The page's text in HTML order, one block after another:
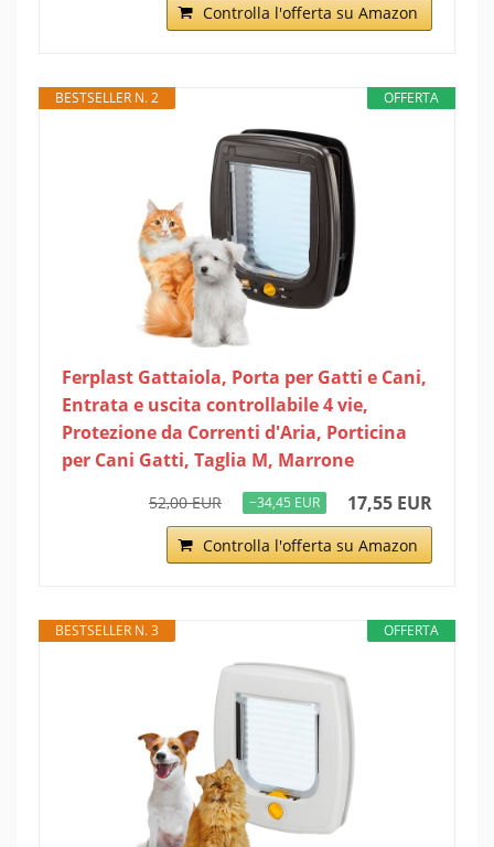
Controlla l'offerta su Amazon
OFFERTA
BESTSELLER N. 2
Ferplast Gattaiola, Porta per Gatti e Cani,
Entrata e uscita controllabile 4 vie,
Protezione da Correnti d'Aria, Porticina
per Cani Gatti, Taglia M, Marrone
52,00 EUR −34,45 EUR 17,55 EUR
Controlla l'offerta su Amazon
OFFERTA
BESTSELLER N. 3